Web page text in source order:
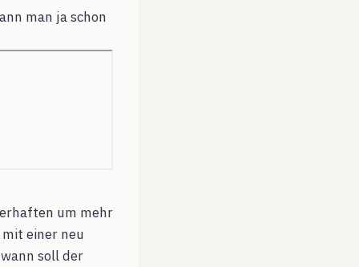
man ja schon
um mehr
einer neu
soll der